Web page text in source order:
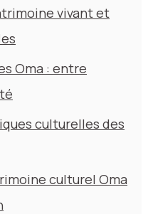
vivant et
Oma : entre
culturelles des
culturel Oma